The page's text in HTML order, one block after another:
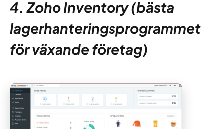
4. Zoho Inventory (bästa
lagerhanteringsprogrammet
för växande företag)